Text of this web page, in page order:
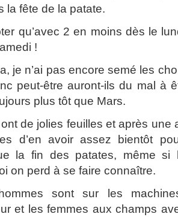
la fête de la patate.
qu’avec 2 en moins dès le
!
je n’ai pas encore semé les
peut-être auront-ils du mal à
plus tôt que Mars.
de jolies feuilles et après une
d’en avoir assez bientôt
la fin des patates, même si
on perd à se faire connaître.
sont sur les
et les femmes aux champs